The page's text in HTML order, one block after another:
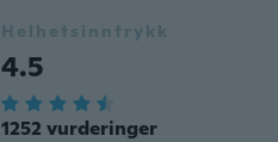
Helhetsinntrykk
4.5
1252 vurderinger